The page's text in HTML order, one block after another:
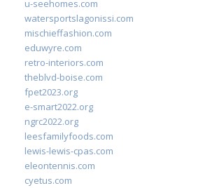
u-seehomes.com
watersportslagonissi.com
mischieffashion.com
eduwyre.com
retro-interiors.com
theblvd-boise.com
fpet2023.org
e-smart2022.org
ngrc2022.org
leesfamilyfoods.com
lewis-lewis-cpas.com
eleontennis.com
cyetus.com